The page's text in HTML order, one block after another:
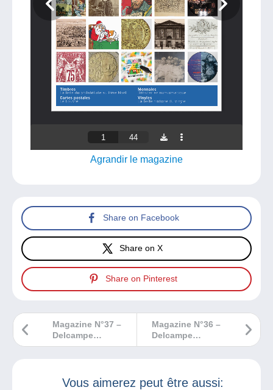
Agrandir le magazine
Share on Facebook
Share on X
Share on Pinterest
Magazine N°36 –
Delcampe
Philatélie
Magazine N°37 –
Delcampe
Philatélie
Vous aimerez peut être aussi: